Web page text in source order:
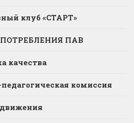
клуб «СТАРТ»
ПАВ
качества
комиссия